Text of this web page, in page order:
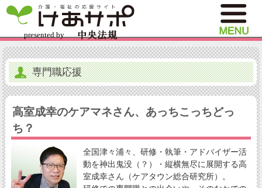
専門職応援
高室成幸のケアマネさん、あっちこっちどっ
ち？
全国津々浦々、研修・執筆・アドバイザー活
動を神出鬼没（？）・縦横無尽に展開する高
室成幸さん（ケアタウン総合研究所）。